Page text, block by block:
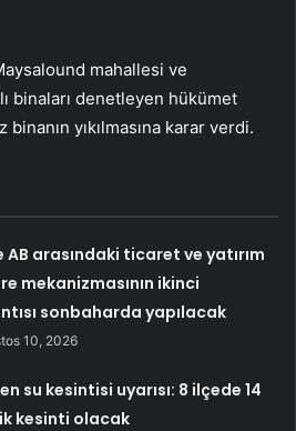
mahallesi ve
binaları denetleyen hükümet
yıkılmasına karar verdi.
AB arasındaki ticaret ve yatırım
mekanizmasının ikinci
sonbaharda yapılacak
10, 2026
su kesintisi uyarısı: 8 ilçede 14
kesinti olacak